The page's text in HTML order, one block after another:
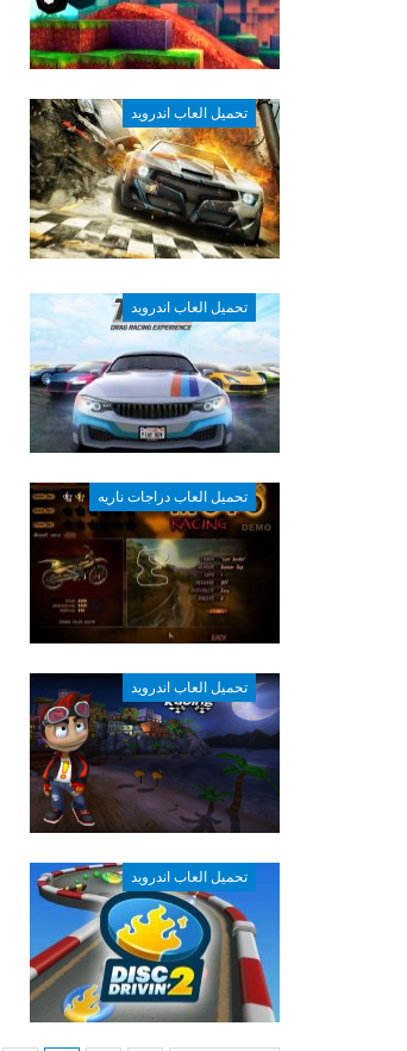
تحميل العاب اندرويد
تحميل العاب اندرويد
تحميل العاب دراجات ناريه
تحميل العاب اندرويد
تحميل العاب اندرويد